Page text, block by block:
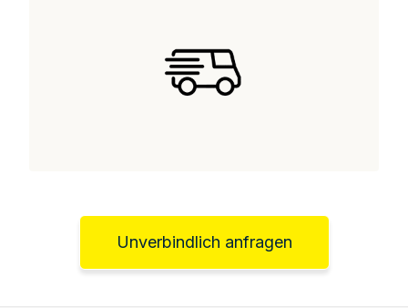
Unverbindlich anfragen